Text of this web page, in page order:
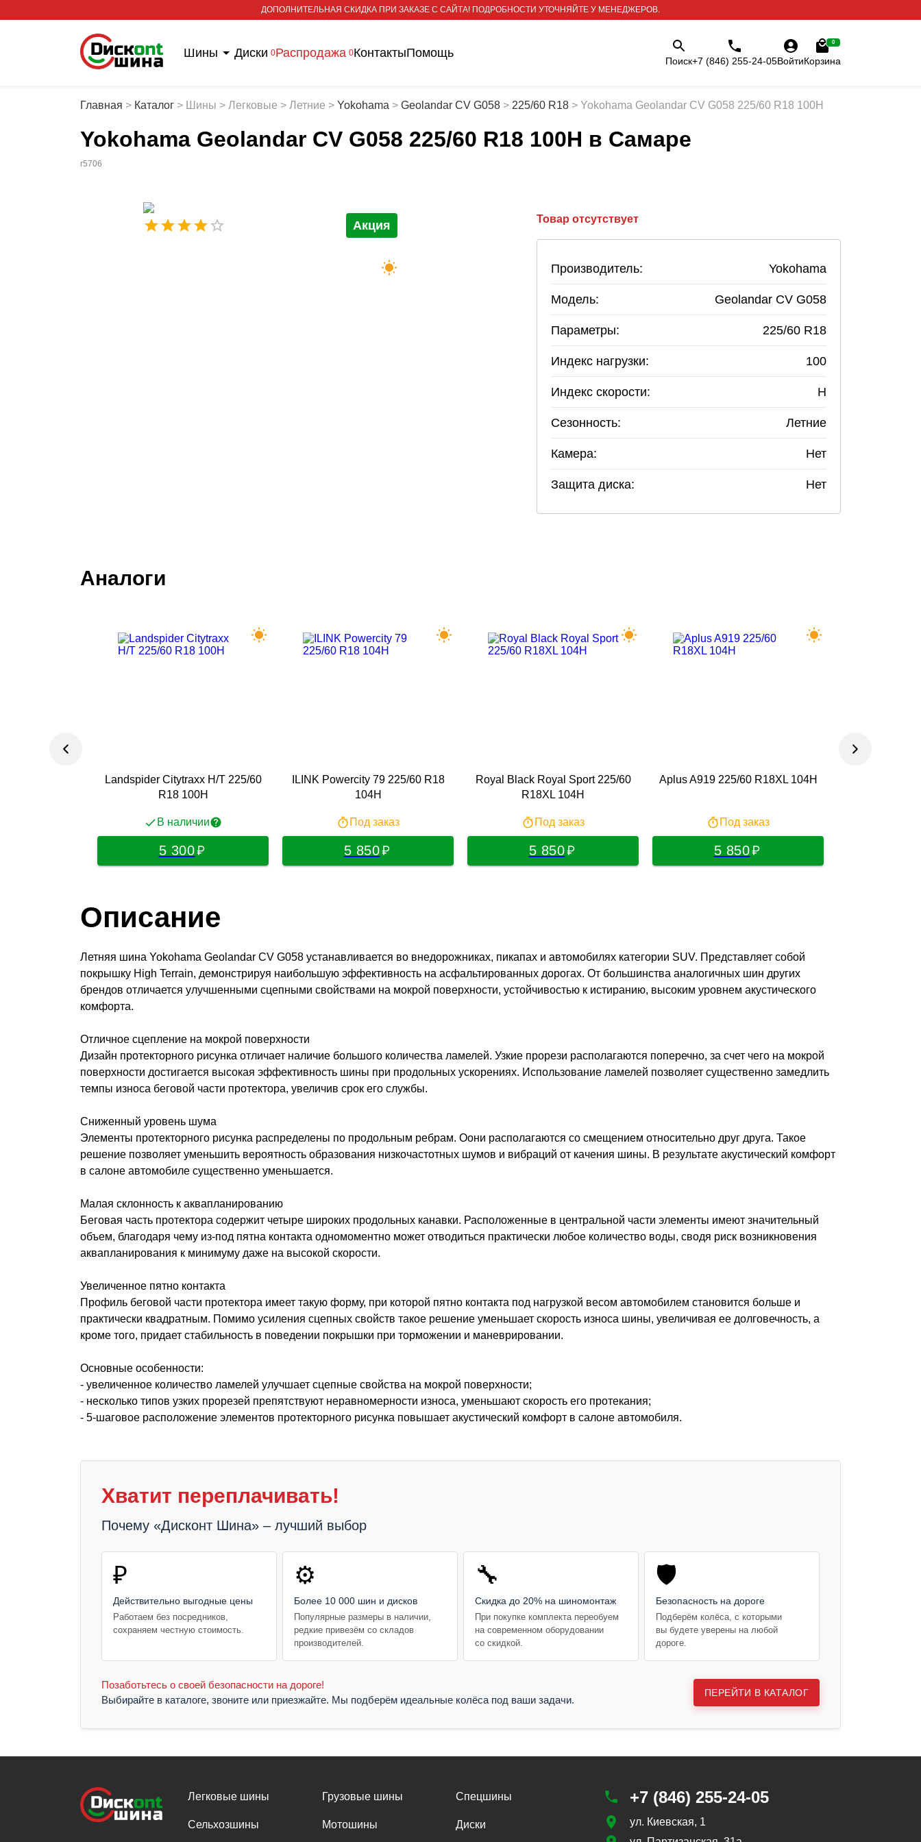
ДОПОЛНИТЕЛЬНАЯ СКИДКА ПРИ ЗАКАЗЕ С САЙТА! ПОДРОБНОСТИ УТОЧНЯЙТЕ У МЕНЕДЖЕРОВ.
Шины Диски 0Распродажа 0КонтактыПомощь
Поиск+7 (846) 255-24-05ВойтиКорзина
0
Главная > Каталог > Шины > Легковые > Летние > Yokohama > Geolandar CV G058 > 225/60 R18 > Yokohama Geolandar CV G058 225/60 R18 100H
Yokohama Geolandar CV G058 225/60 R18 100H в Самаре
r5706
Акция Товар отсутствует
Производитель: Yokohama
Модель: Geolandar CV G058
Параметры: 225/60 R18
Индекс нагрузки: 100
Индекс скорости: H
Сезонность: Летние
Камера: Нет
Защита диска: Нет
Аналоги
Landspider Citytraxx H/T 225/60
R18 100H
В наличии
5 300
ILINK Powercity 79 225/60 R18
104H
Под заказ
5 850
Royal Black Royal Sport 225/60
R18XL 104H
Под заказ
5 850
Aplus A919 225/60 R18XL 104H
Под заказ
5 850
Описание
Летняя шина Yokohama Geolandar CV G058 устанавливается во внедорожниках, пикапах и автомобилях категории SUV. Представляет собой
покрышку High Terrain, демонстрируя наибольшую эффективность на асфальтированных дорогах. От большинства аналогичных шин других
брендов отличается улучшенными сцепными свойствами на мокрой поверхности, устойчивостью к истиранию, высоким уровнем акустического
комфорта.
Отличное сцепление на мокрой поверхности
Дизайн протекторного рисунка отличает наличие большого количества ламелей. Узкие прорези располагаются поперечно, за счет чего на мокрой
поверхности достигается высокая эффективность шины при продольных ускорениях. Использование ламелей позволяет существенно замедлить
темпы износа беговой части протектора, увеличив срок его службы.
Сниженный уровень шума
Элементы протекторного рисунка распределены по продольным ребрам. Оони располагаются со смещением относительно друг друга. Такое
решение позволяет уменьшить вероятность образования низкочастотных шумов и вибраций от качения шины. В результате акустический комфорт
в салоне автомобиле существенно уменьшается.
Малая склонность к аквапланированию
Беговая часть протектора содержит четыре широких продольных канавки. Расположенные в центральной части элементы имеют значительный
объем, благодаря чему из-под пятна контакта одномоментно может отводиться практически любое количество воды, сводя риск возникновения
аквапланирования к минимуму даже на высокой скорости.
Увеличенное пятно контакта
Профиль беговой части протектора имеет такую форму, при которой пятно контакта под нагрузкой весом автомобилем становится больше и
практически квадратным. Помимо усиления сцепных свойств такое решение уменьшает скорость износа шины, увеличивая ее долговечность, а
кроме того, придает стабильность в поведении покрышки при торможении и маневрировании.
Основные особенности:
- увеличенное количество ламелей улучшает сцепные свойства на мокрой поверхности;
- несколько типов узких прорезей препятствуют неравномерности износа, уменьшают скорость его протекания;
- 5-шаговое расположение элементов протекторного рисунка повышает акустический комфорт в салоне автомобиля.
Хватит переплачивать!
Почему «Дисконт Шина» – лучший выбор
₽
Действительно выгодные цены
Работаем без посредников,
сохраняем честную стоимость.
⚙️
Более 10 000 шин и дисков
Популярные размеры в наличии,
редкие привезём со складов
производителей.
🔧
Скидка до 20% на шиномонтаж
При покупке комплекта переобуем
на современном оборудовании
со скидкой.
🛡️
Безопасность на дороге
Подберём колёса, с которыми
вы будете уверены на любой
дороге.
Позаботьтесь о своей безопасности на дороге!
Выбирайте в каталоге, звоните или приезжайте. Мы подберём идеальные колёса под ваши задачи.
ПЕРЕЙТИ В КАТАЛОГ
Легковые шины Грузовые шины Спецшины
Сельхозшины Мотошины Диски
+7 (846) 255-24-05
ул. Киевская, 1